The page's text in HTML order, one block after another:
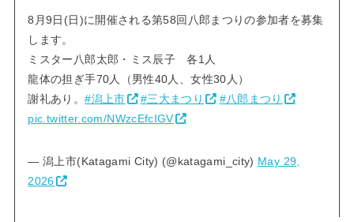
8月9日(日)に開催される第58回八郎まつりの参加者を募集
します。
ミスター八郎太郎・ミス辰子 各1人
龍体の担ぎ手70人（男性40人、女性30人）
謝礼あり。#潟上市 #三大まつり
#八郎まつり
pic.twitter.com/NWzcEfcIGV
— 潟上市(Katagami City) (@katagami_city) May 29,
2026